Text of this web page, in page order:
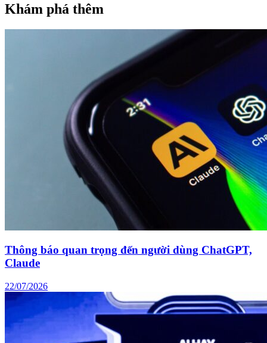
Khám phá thêm
Thông báo quan trọng đến người dùng ChatGPT,
Claude
22/07/2026